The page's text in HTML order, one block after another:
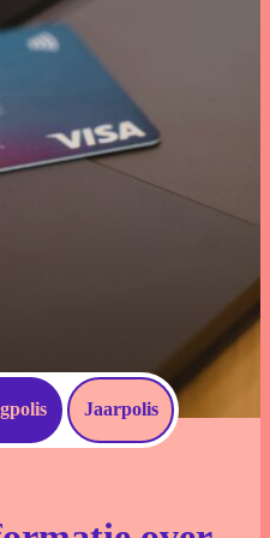
Voorwaarden
Jaarpolis